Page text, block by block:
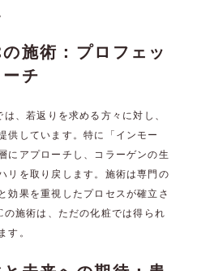
施術：プロフェッ
チ
、若返りを求める方々に対し、
供しています。特に「インモー
にアプローチし、コラーゲンの生
リを取り戻します。施術は専門の
効果を重視したプロセスが確立さ
施術は、ただの化粧では得られ
す。